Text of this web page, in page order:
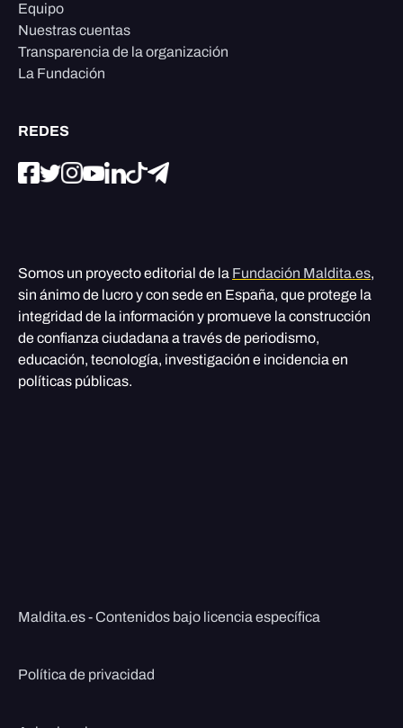
Equipo
Nuestras cuentas
Transparencia de la organización
La Fundación
REDES
Somos un proyecto editorial de la Fundación Maldita.es,
sin ánimo de lucro y con sede en España, que protege la
integridad de la información y promueve la construcción
de confianza ciudadana a través de periodismo,
educación, tecnología, investigación e incidencia en
políticas públicas.
Maldita.es - Contenidos bajo licencia específica
Política de privacidad